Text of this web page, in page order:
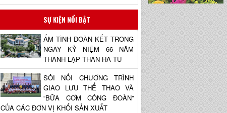
SỰ KIỆN NỔI BẬT
ẤM TÌNH ĐOÀN KẾT TRONG
NGÀY KỶ NIỆM 66 NĂM
THÀNH LẬP THAN HÀ TU
SÔI NỔI CHƯƠNG TRÌNH
GIAO LƯU THỂ THAO VÀ
“BỮA CƠM CÔNG ĐOÀN”
CỦA CÁC ĐƠN VỊ KHỐI SẢN XUẤT